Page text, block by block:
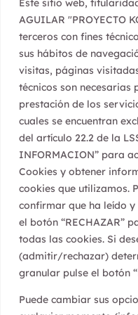
Este sitio web,
AGUILAR "PROYECTO
terceros con fines
sus hábitos de
visitas, páginas
técnicos son
prestación de los
cuales se encuentran
del artículo 22.2 de la
INFORMACION” para
Cookies y obtener
cookies que utilizamos.
confirmar que ha leído
el botón “RECHAZAR”
todas las cookies. Si
(admitir/rechazar)
granular pulse el botón
Puede cambiar sus
Alternar alto contraste
Alternar tamaño de letra
Proyecto Koan ©
Privacidad
Política de